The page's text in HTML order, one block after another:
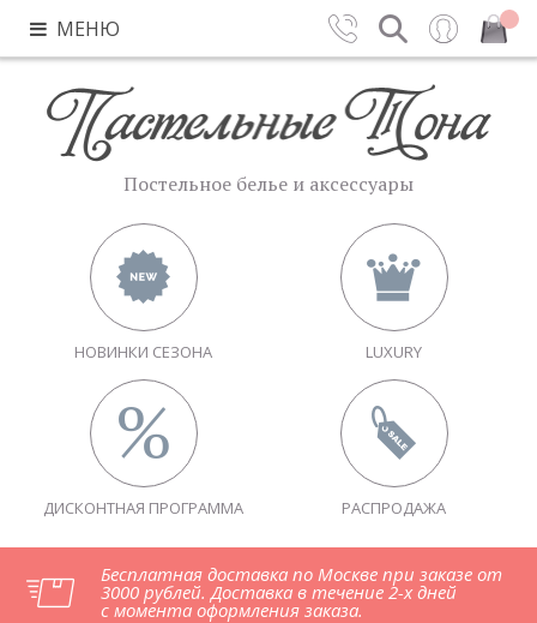
МЕНЮ Вход Закрыть
Постельное белье и аксессуары
НОВИНКИ СЕЗОНА LUXURY
ДИСКОНТНАЯ ПРОГРАММА РАСПРОДАЖА
Бесплатная доставка по Москве при заказе от
3000 рублей. Доставка в течение 2-х дней
с момента оформления заказа.